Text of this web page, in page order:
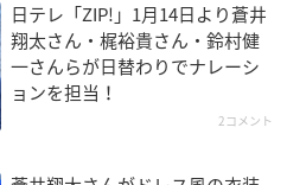
日テレ「ZIP!」1月14日より蒼井
翔太さん・梶裕貴さん・鈴村健
一さんらが日替わりでナレーシ
ョンを担当！
2コメント